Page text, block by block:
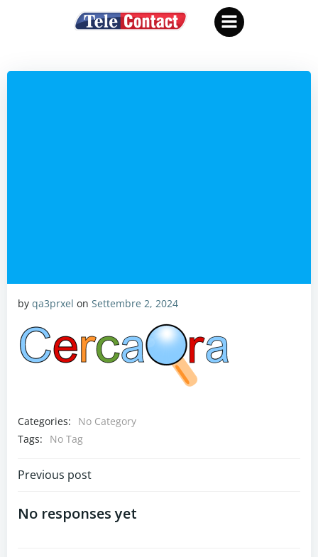
al
by qa3prxel on Settembre 2, 2024
Categories:
No Category
Tags:
No Tag
Navigazione
articoli
Previous post
No responses yet